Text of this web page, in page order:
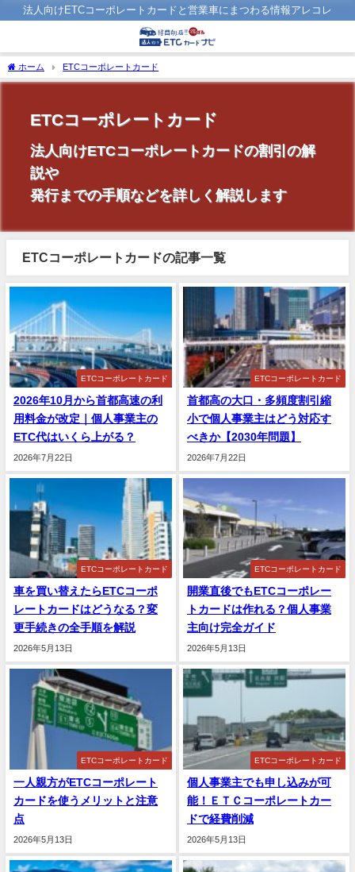
法人向けETCコーポレートカードと営業車にまつわる情報アレコレ
ホーム ETCコーポレートカード
ETCコーポレートカード
法人向けETCコーポレートカードの割引の解
説や
発行までの手順などを詳しく解説します
ETCコーポレートカードの記事一覧
ETCコーポレートカード
2026年10月から首都高速の利
用料金が改定｜個人事業主の
ETC代はいくら上がる？
2026年7月22日
ETCコーポレートカード
首都高の大口・多頻度割引縮
小で個人事業主はどう対応す
べきか【2030年問題】
2026年7月22日
ETCコーポレートカード
車を買い替えたらETCコーポ
レートカードはどうなる？変
更手続きの全手順を解説
2026年5月13日
ETCコーポレートカード
開業直後でもETCコーポレー
トカードは作れる？個人事業
主向け完全ガイド
2026年5月13日
ETCコーポレートカード
一人親方がETCコーポレート
カードを使うメリットと注意
点
2026年5月13日
ETCコーポレートカード
個人事業主でも申し込みが可
能！ＥＴＣコーポレートカー
ドで経費削減
2026年5月13日